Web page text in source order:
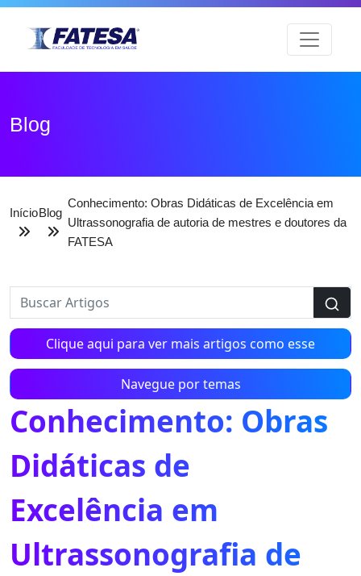
Blog
InícioBlog
Conhecimento: Obras Didáticas de Excelência em
Ultrassonografia de autoria de mestres e doutores da
FATESA
Clique aqui para ver mais artigos como esse
Navegue por temas
Conhecimento: Obras
Didáticas de
Excelência em
Ultrassonografia de